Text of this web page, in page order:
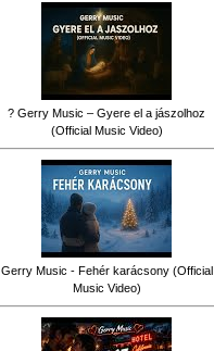
? Gerry Music – Gyere el a jászolhoz
(Official Music Video)
Gerry Music - Fehér karácsony (Official
Music Video)